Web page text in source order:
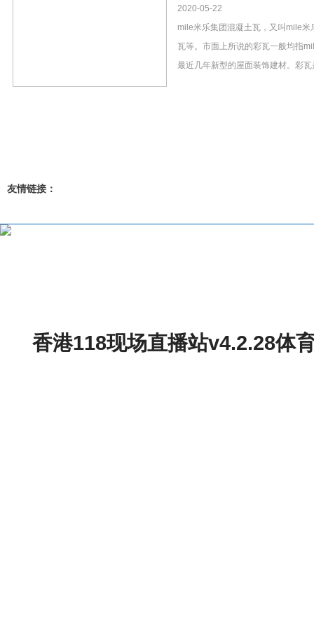
2020-05-22
mile米乐集团混凝土瓦，又叫mile米
瓦等。市面上所说的彩瓦一般均指
最近几年新型的屋面装饰建材。彩
友情链接：
香港118现场直播站v4.2.28体